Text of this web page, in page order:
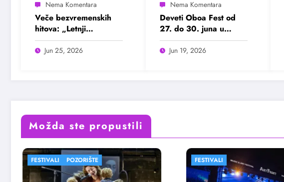
Veče bezvremenskih
hitova: „Letnji
evergrin“ u Domu
omladine Beograda
Jun 25, 2026
Deveti Oboa Fest od
27. do 30. juna u
Beogradu
Jun 19, 2026
Možda ste propustili
FESTIVALI FESTIVALI